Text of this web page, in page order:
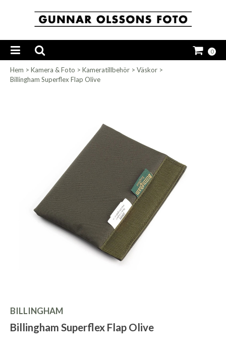
0
Hem > Kamera & Foto > Kameratillbehör > Väskor >
Billingham Superflex Flap Olive
BILLINGHAM
Billingham Superflex Flap Olive